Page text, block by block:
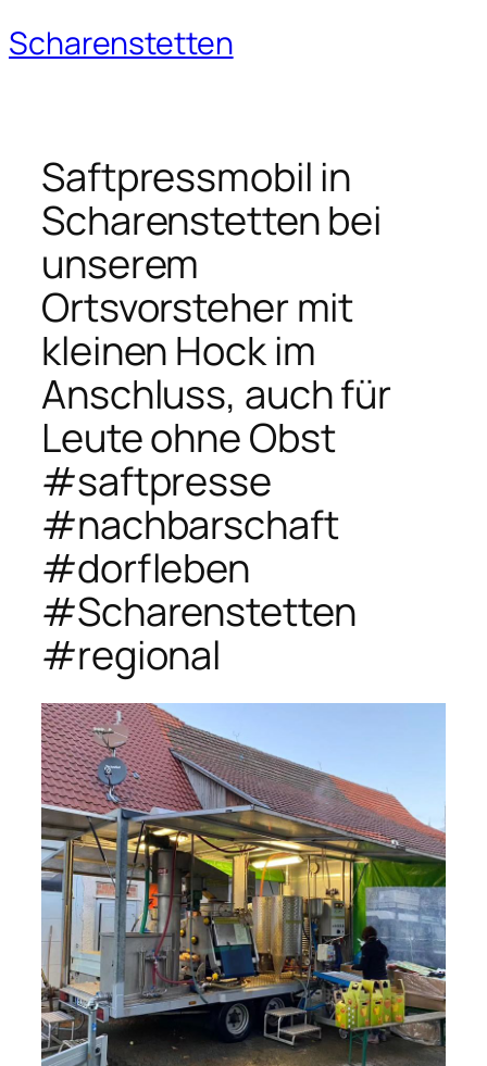
Zum
Inhalt
Scharenstetten
Saftpressmobil in
Scharenstetten bei
unserem
Ortsvorsteher mit
kleinen Hock im
Anschluss, auch für
Leute ohne Obst
#saftpresse
#nachbarschaft
#dorfleben
#Scharenstetten
#regional